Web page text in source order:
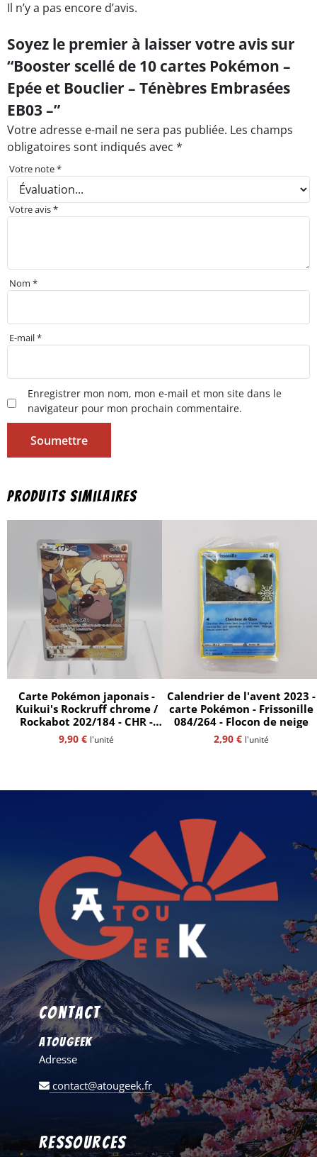
Il n’y a pas encore d’avis.
Soyez le premier à laisser votre avis sur
“Booster scellé de 10 cartes Pokémon –
Epée et Bouclier – Ténèbres Embrasées
EB03 –”
Votre adresse e-mail ne sera pas publiée. Les champs
obligatoires sont indiqués avec *
Votre note*
Votre avis*
Nom*
E-mail*
Enregistrer mon nom, mon e-mail et mon site dans le
navigateur pour mon prochain commentaire.
Produits similaires
Carte Pokémon japonais -
Kuikui's Rockruff chrome /
Rockabot 202/184 - CHR -
Vmax Climax - ultra rare -
s8b - jap
9,90 € l'unité
Calendrier de l'avent 2023 -
carte Pokémon - Frissonille
084/264 - Flocon de neige
2,90 € l'unité
Contact
AtouGeek
Adresse
contact@atougeek.fr
Ressources